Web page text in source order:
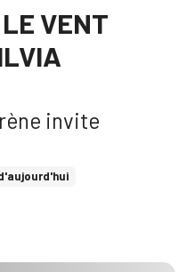
VENT
invite